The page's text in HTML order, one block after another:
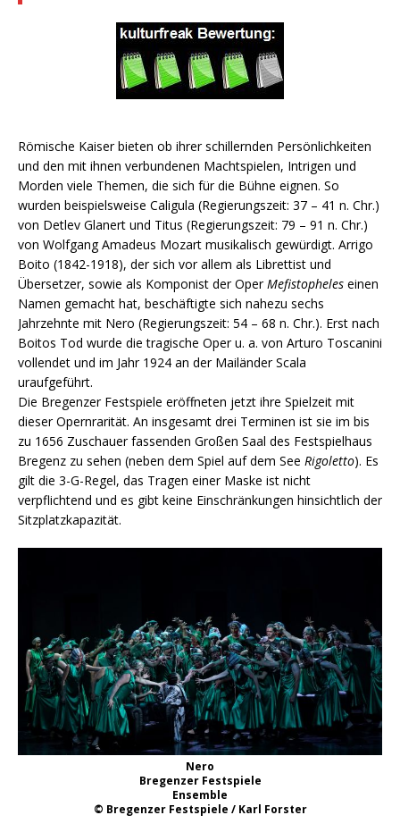
Römische Kaiser bieten ob ihrer schillernden Persönlichkeiten
und den mit ihnen verbundenen Machtspielen, Intrigen und
Morden viele Themen, die sich für die Bühne eignen. So
wurden beispielsweise Caligula (Regierungszeit: 37 – 41 n. Chr.)
von Detlev Glanert und Titus (Regierungszeit: 79 – 91 n. Chr.)
von Wolfgang Amadeus Mozart musikalisch gewürdigt. Arrigo
Boito (1842-1918), der sich vor allem als Librettist und
Übersetzer, sowie als Komponist der OperMefistopheles einen
Namen gemacht hat, beschäftigte sich nahezu sechs
Jahrzehnte mit Nero (Regierungszeit: 54 – 68 n. Chr.). Erst nach
Boitos Tod wurde die tragische Oper u. a. von Arturo Toscanini
vollendet und im Jahr 1924 an der Mailänder Scala
uraufgeführt.
Die Bregenzer Festspiele eröffneten jetzt ihre Spielzeit mit
dieser Opernrarität. An insgesamt drei Terminen ist sie im bis
zu 1656 Zuschauer fassenden Großen Saal des Festspielhaus
Bregenz zu sehen (neben dem Spiel auf dem See Rigoletto). Es
gilt die 3-G-Regel, das Tragen einer Maske ist nicht
verpflichtend und es gibt keine Einschränkungen hinsichtlich der
Sitzplatzkapazität.
Nero
Bregenzer Festspiele
Ensemble
© Bregenzer Festspiele / Karl Forster